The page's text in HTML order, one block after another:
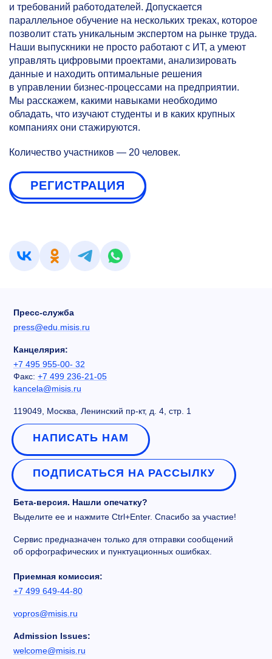
и требований работодателей. Допускается
параллельное обучение на нескольких треках, которое
позволит стать уникальным экспертом на рынке труда.
Наши выпускники не просто работают с ИТ, а умеют
управлять цифровыми проектами, анализировать
данные и находить оптимальные решения
в управлении бизнес-процессами на предприятии.
Мы расскажем, какими навыками необходимо
обладать, что изучают студенты и в каких крупных
компаниях они стажируются.
Количество участников — 20 человек.
РЕГИСТРАЦИЯ
Пресс-служба
press@edu.misis.ru
Канцелярия:
+7 495 955-00- 32
Факс: +7 499 236-21-05
kancela@misis.ru
119049, Москва, Ленинский пр-кт, д. 4, стр. 1
НАПИСАТЬ НАМ
ПОДПИСАТЬСЯ НА РАССЫЛКУ
Бета-версия. Нашли опечатку?
Выделите ее и нажмите Ctrl+Enter. Спасибо за участие!
Сервис предназначен только для отправки сообщений
об орфографических и пунктуационных ошибках.
Приемная комиссия:
+7 499 649-44-80
vopros@misis.ru
Admission Issues:
welcome@misis.ru